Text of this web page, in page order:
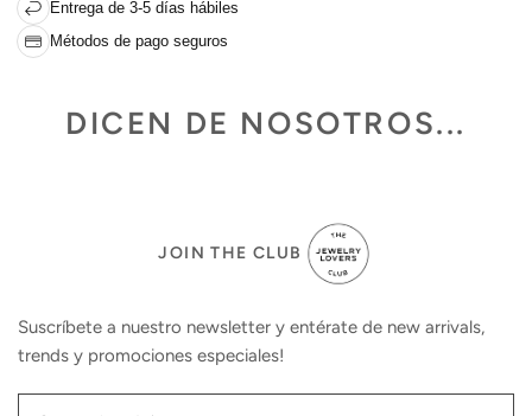
Entrega de 3-5 días hábiles
Métodos de pago seguros
DICEN DE NOSOTROS...
JOIN THE CLUB
Suscríbete a nuestro newsletter y entérate de new arrivals,
trends y promociones especiales!